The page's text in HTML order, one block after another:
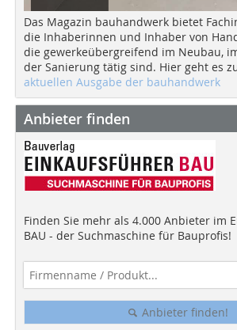
Das Magazin bauhandwerk bietet
die Inhaberinnen und Inhaber von
die gewerkeübergreifend im Neubau,
der Sanierung tätig sind. Hier geht es
aktuellen Ausgabe der bauhandwerk
Anbieter finden
Finden Sie mehr als 4.000 Anbieter im
BAU - der Suchmaschine für Bauprofis!
Anbieter finden!